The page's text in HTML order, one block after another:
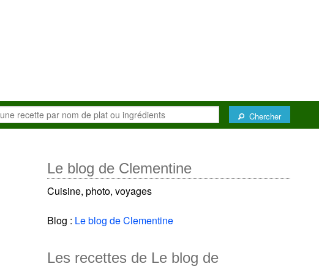
Chercher
Le blog de Clementine
Cuisine, photo, voyages
Blog : Le blog de Clementine
Les recettes de Le blog de